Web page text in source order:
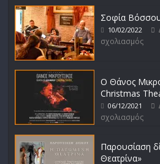
Σοφία
10/02/2022
σχολιασμός
Ο Θάνος
Christmas
06/12/2021
σχολιασμός
Παρουσίαση
Θεατρίνα»